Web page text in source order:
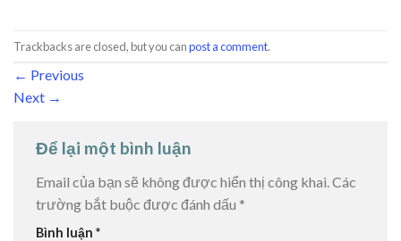
Trackbacks are closed, but you canpost a comment.
← Previous
Next →
Để lại một bình luận
Email của bạn sẽ không được hiển thị công khai.Các
trường bắt buộc được đánh dấu *
Bình luận *